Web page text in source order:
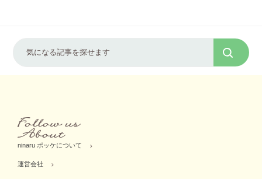
ninaru ポッケについて
運営会社